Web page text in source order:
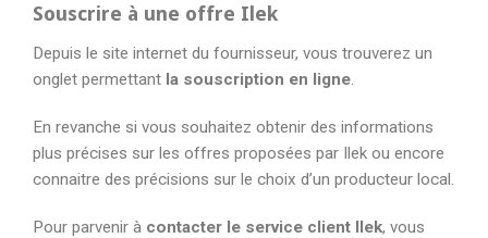
Souscrire à une offre Ilek
Depuis le site internet du fournisseur, vous trouverez un
onglet permettant la souscription en ligne.
En revanche si vous souhaitez obtenir des informations
plus précises sur les offres proposées par Ilek ou encore
connaitre des précisions sur le choix d’un producteur local.
Pour parvenir à contacter le service client Ilek, vous